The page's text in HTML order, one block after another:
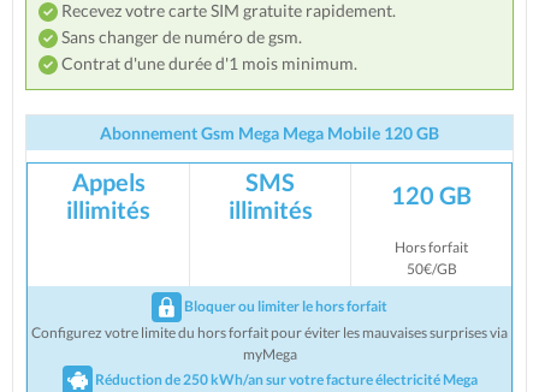
Recevez votre carte SIM gratuite rapidement.
Sans changer de numéro de gsm.
Contrat d'une durée d'1 mois minimum.
Abonnement Gsm Mega Mega Mobile 120 GB
Appels
illimités
SMS
illimités
120 GB
Hors forfait
50€/GB
Bloquer ou limiter le hors forfait
Configurez votre limite du hors forfait pour éviter les mauvaises surprises via
myMega
Réduction de 250 kWh/an sur votre facture électricité Mega